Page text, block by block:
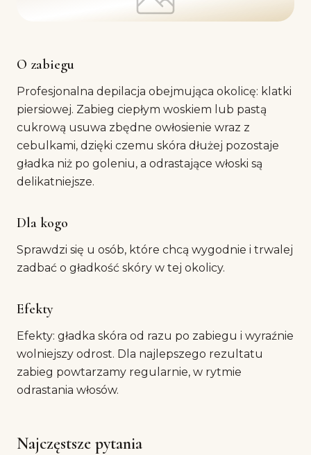
O zabiegu
Profesjonalna depilacja obejmująca okolicę: klatki
piersiowej. Zabieg ciepłym woskiem lub pastą
cukrową usuwa zbędne owłosienie wraz z
cebulkami, dzięki czemu skóra dłużej pozostaje
gładka niż po goleniu, a odrastające włoski są
delikatniejsze.
Dla kogo
Sprawdzi się u osób, które chcą wygodnie i trwalej
zadbać o gładkość skóry w tej okolicy.
Efekty
Efekty: gładka skóra od razu po zabiegu i wyraźnie
wolniejszy odrost. Dla najlepszego rezultatu
zabieg powtarzamy regularnie, w rytmie
odrastania włosów.
Najczęstsze pytania